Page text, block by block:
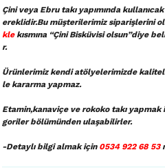
Çini veya Ebru takı yapımında
ereklidir.Bu müşterilerimiz siparişlerini
klekısmına “Çini Bisküvisi olsun”diye
r.
Ürünlerimiz kendi atölyelerimizde
le kararma yapmaz.
Etamin,kanaviçe ve rokoko takı
goriler bölümünden ulaşabilirler.
-Detaylı bilgi almak için 0534 922 68 53